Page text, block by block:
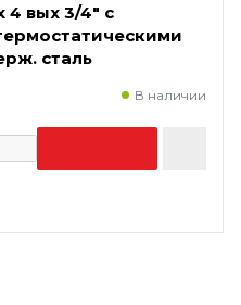
4 вых 3/4" с
cталь
В наличии